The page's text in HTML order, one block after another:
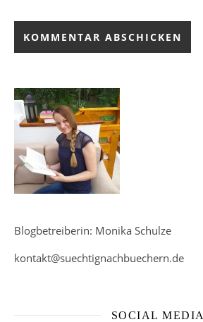
Blogbetreiberin: Monika Schulze
kontakt@suechtignachbuechern.de
SOCIAL MEDIA